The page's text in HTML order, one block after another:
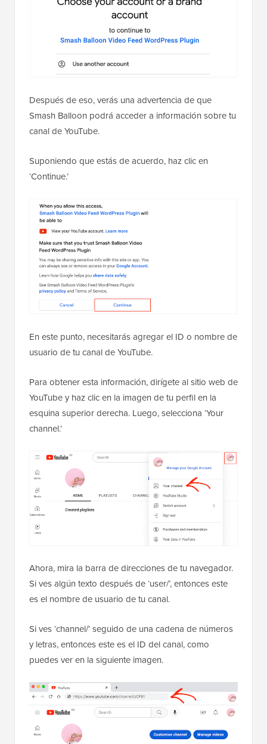
Después de eso, verás una advertencia de que
Smash Balloon podrá acceder a información sobre tu
canal de YouTube.
Suponiendo que estás de acuerdo, haz clic en
‘Continue.’
En este punto, necesitarás agregar el ID o nombre de
usuario de tu canal de YouTube.
Para obtener esta información, dirígete al sitio web de
YouTube y haz clic en la imagen de tu perfil en la
esquina superior derecha. Luego, selecciona ‘Your
channel.’
Ahora, mira la barra de direcciones de tu navegador.
Si ves algún texto después de ‘user/’, entonces este
es el nombre de usuario de tu canal.
Si ves ‘channel/’ seguido de una cadena de números
y letras, entonces este es el ID del canal, como
puedes ver en la siguiente imagen.